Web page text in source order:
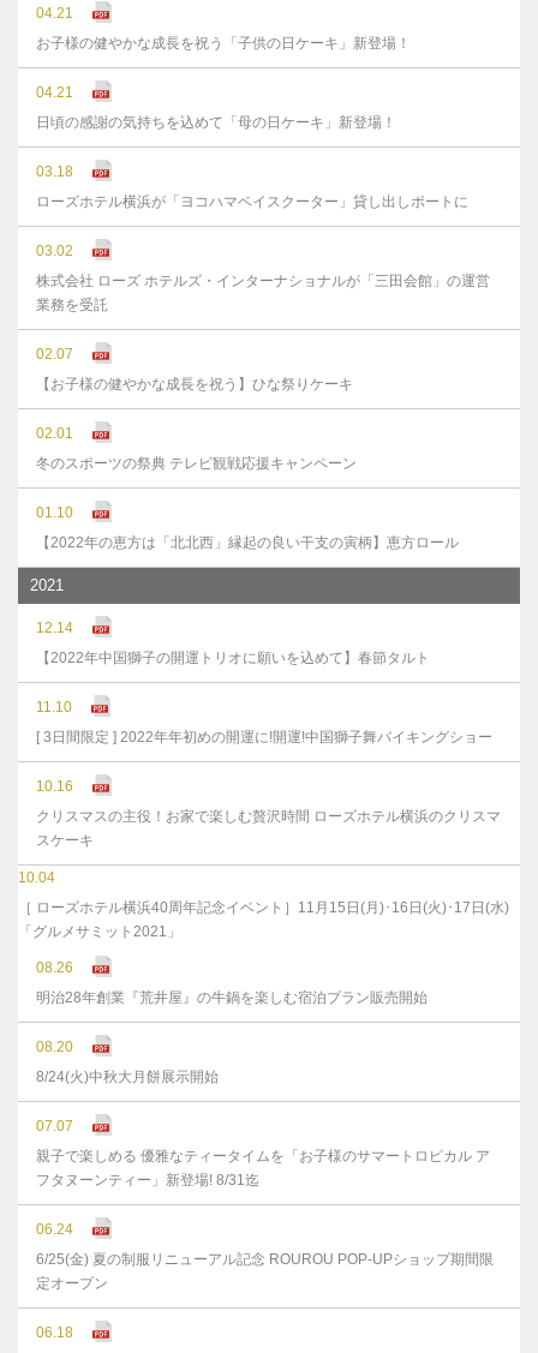
04.21
お子様の健やかな成長を祝う「子供の日ケーキ」新登場！
04.21
日頃の感謝の気持ちを込めて「母の日ケーキ」新登場！
03.18
ローズホテル横浜が「ヨコハマベイスクーター」貸し出しポートに
03.02
株式会社 ローズ ホテルズ・インターナショナルが「三田会館」の運営
業務を受託
02.07
【お子様の健やかな成長を祝う】ひな祭りケーキ
02.01
冬のスポーツの祭典 テレビ観戦応援キャンペーン
01.10
【2022年の恵方は「北北西」縁起の良い干支の寅柄】恵方ロール
2021
12.14
【2022年中国獅子の開運トリオに願いを込めて】春節タルト
11.10
[ 3日間限定 ] 2022年年初めの開運に!開運!中国獅子舞バイキングショー
10.16
クリスマスの主役！お家で楽しむ贅沢時間 ローズホテル横浜のクリスマ
スケーキ
10.04
［ ローズホテル横浜40周年記念イベント］11月15日(月)･16日(火)･17日(水)
「グルメサミット2021」
08.26
明治28年創業『荒井屋』の牛鍋を楽しむ宿泊プラン販売開始
08.20
8/24(火)中秋大月餅展示開始
07.07
親子で楽しめる 優雅なティータイムを「お子様のサマートロピカル ア
フタヌーンティー」新登場! 8/31迄
06.24
6/25(金) 夏の制服リニューアル記念 ROUROU POP-UPショップ期間限
定オープン
06.18